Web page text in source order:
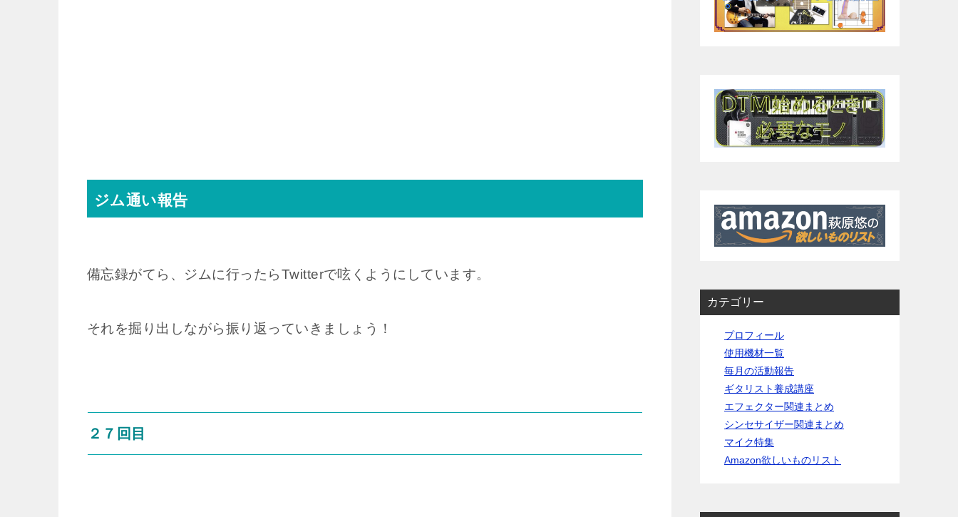
ジム通い報告
備忘録がてら、ジムに行ったらTwitterで呟くようにしています。
それを掘り出しながら振り返っていきましょう！
２７回目
カテゴリー
プロフィール
使用機材一覧
毎月の活動報告
ギタリスト養成講座
エフェクター関連まとめ
シンセサイザー関連まとめ
マイク特集
Amazon欲しいものリスト